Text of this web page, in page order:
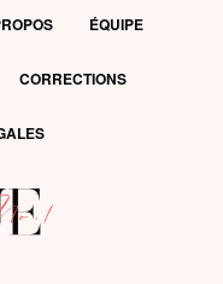
ÉQUIPE
CORRECTIONS